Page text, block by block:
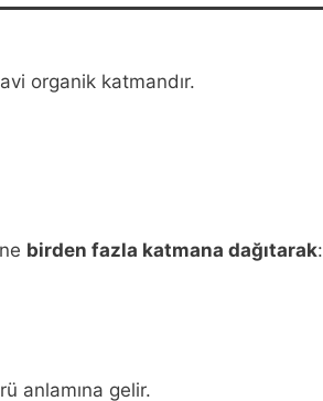
organik katmandır.
birden fazla katmana dağıtarak:
anlamına gelir.